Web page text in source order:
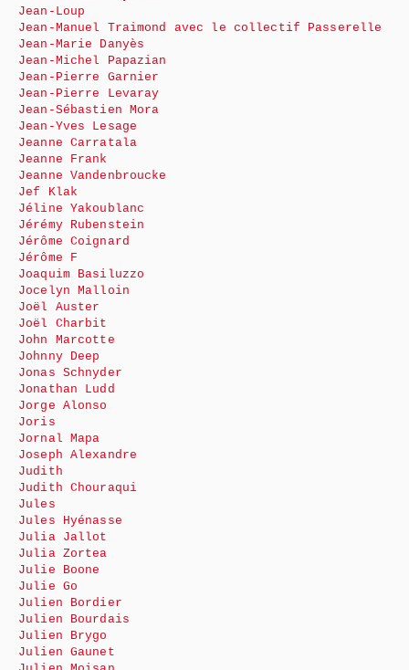
Jean-Loup
Jean-Manuel Traimond avec le collectif Passerelle
Jean-Marie Danyès
Jean-Michel Papazian
Jean-Pierre Garnier
Jean-Pierre Levaray
Jean-Sébastien Mora
Jean-Yves Lesage
Jeanne Carratala
Jeanne Frank
Jeanne Vandenbroucke
Jef Klak
Jéline Yakoublanc
Jérémy Rubenstein
Jérôme Coignard
Jérôme F
Joaquim Basiluzzo
Jocelyn Malloin
Joël Auster
Joël Charbit
John Marcotte
Johnny Deep
Jonas Schnyder
Jonathan Ludd
Jorge Alonso
Joris
Jornal Mapa
Joseph Alexandre
Judith
Judith Chouraqui
Jules
Jules Hyénasse
Julia Jallot
Julia Zortea
Julie Boone
Julie Go
Julien Bordier
Julien Bourdais
Julien Brygo
Julien Gaunet